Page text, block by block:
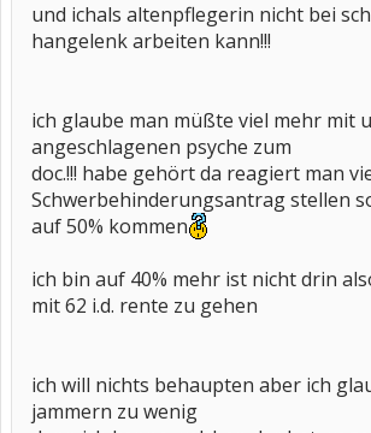
und ichals altenpflegerin nicht bei
hangelenk arbeiten kann!!!
ich glaube man müßte viel mehr mit
angeschlagenen psyche zum
doc.!!! habe gehört da reagiert man
Schwerbehinderungsantrag stellen
auf 50% kommen
ich bin auf 40% mehr ist nicht drin
mit 62 i.d. rente zu gehen
ich will nichts behaupten aber ich
jammern zu wenig